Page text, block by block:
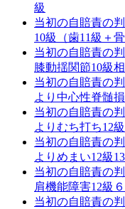
級
当初の自賠責の
10級（歯11級＋骨
当初の自賠責の
膝動揺関節10級
当初の自賠責の
より中心性脊髄
当初の自賠責の
よりむち打ち12
当初の自賠責の
よりめまい12級
当初の自賠責の
肩機能障害12級
当初の自賠責の